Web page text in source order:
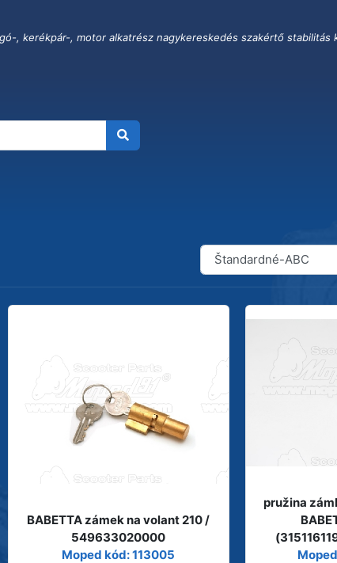
, kerékpár-, motor alkatrész nagykereskedés szakértő stabilitás
BABETTA zámek na volant 210 /
549633020000
Moped kód: 113005
pružina